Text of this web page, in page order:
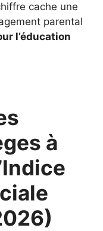
cache une
parental
l’éducation
à